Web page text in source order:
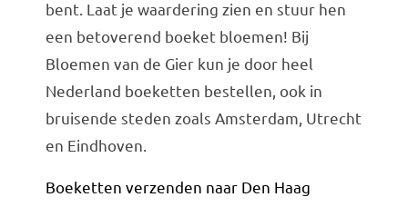
Krans maken
Gelegenheden
Bloemenbon
bent. Laat je waardering zien en stuur hen
een betoverend boeket bloemen! Bij
Bloemen van de Gier kun je door heel
Nederland boeketten bestellen, ook in
bruisende steden zoals Amsterdam, Utrecht
en Eindhoven.
Boeketten verzenden naar Den Haag